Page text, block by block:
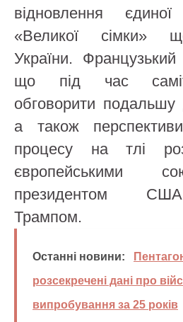
відновлення
«Великої сімки»
України.
що під час
обговорити подальшу
а також
процесу на тлі
європейськими
президентом
Трампом.
Останні новини:
розсекречені дані про
випробування за 25 років